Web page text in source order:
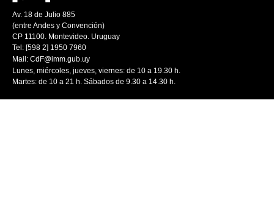
Av. 18 de Julio 885
(entre Andes y Convención)
CP 11100. Montevideo. Uruguay
Tel: [598 2] 1950 7960
Mail: CdF@imm.gub.uy
Lunes, miércoles, jueves, viernes: de 10 a 19.30 h.
Martes: de 10 a 21 h. Sábados de 9.30 a 14.30 h.